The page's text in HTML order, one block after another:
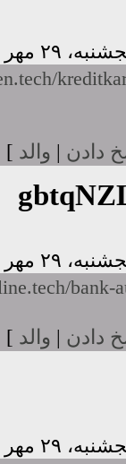
دادن | والد ]
bank-
دادن | والد ]